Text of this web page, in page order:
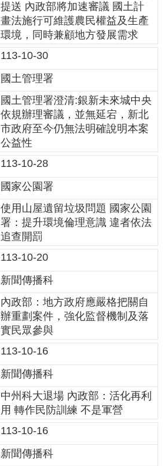
提送 內政部將加速審議 國土計
畫法施行可維護農民權益及生產
環境，同時兼顧地方發展需求
113-10-30
國土管理署
國土管理署澄清:銀新未來城中央
依規辦理審議，並無延宕，新北
市政府至今仍無法明確說明本案
公益性
113-10-28
國家公園署
使用山屋遺留垃圾問題 國家公園
署：提升環境倫理意識 違者依法
追查開罰
113-10-20
新聞傳播科
內政部：地方政府應嚴格把關自
辦重劃案件，強化監督機制及落
實民眾參與
113-10-16
新聞傳播科
中州科大退場 內政部：活化再利
用 轉作民防訓練 不是軍營
113-10-16
新聞傳播科